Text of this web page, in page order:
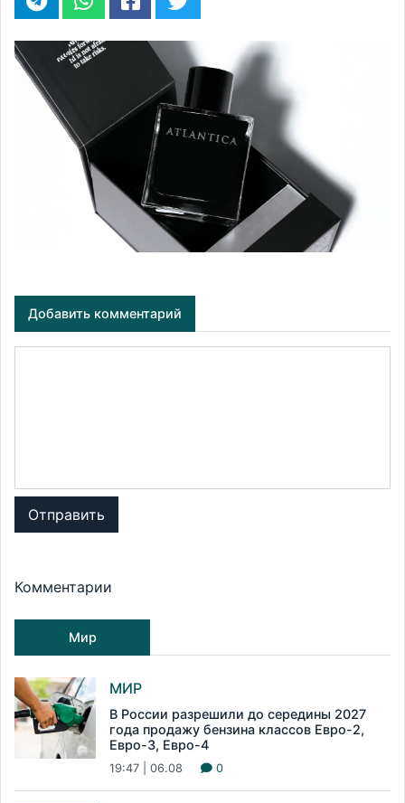
Добавить комментарий
Отправить
Комментарии
Мир
МИР
В России разрешили до середины 2027
года продажу бензина классов Евро-2,
Евро-3, Евро-4
19:47 | 06.08 0